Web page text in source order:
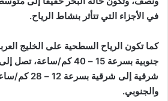
في الأجزاء التي تتأثر بنشاط الرياح.
كما تكون الرياح السطحية على الخليج
شرقية إلى
والجنوبي.